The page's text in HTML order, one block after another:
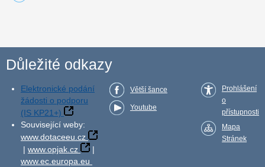
Důležité odkazy
Elektronické podání
žádosti o podporu
(IS KP21+)
Související weby:
www.dotaceeu.cz
| www.opjak.cz
|
www.ec.europa.eu
Větší šance
Youtube
Prohlášení
o
přístupnosti
Mapa
Stránek